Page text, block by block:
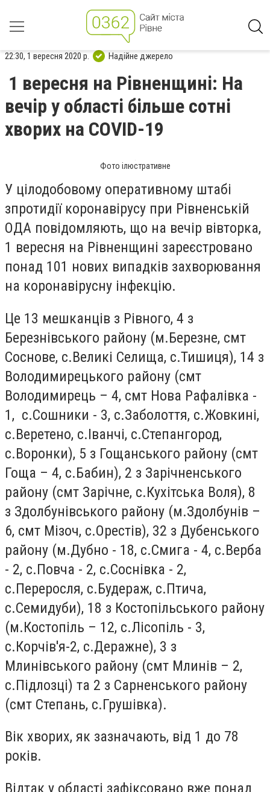
22:30, 1 вересня 2020 р. Надійне джерело
1 вересня на Рівненщині: На
вечір у області більше сотні
хворих на COVID-19
Фото ілюстративне
У цілодобовому оперативному штабі
зпротидії коронавірусу при Рівненській
ОДА повідомляють, що на вечір вівторка,
1 вересня на Рівненщині зареєстровано
понад 101 нових випадків захворювання
на коронавірусну інфекцію.
Це 13 мешканців з Рівного, 4 з
Березнівського району (м.Березне, смт
Соснове, с.Великі Селища, с.Тишиця), 14 з
Володимирецького району (смт
Володимирець – 4, смт Нова Рафалівка -
1, с.Сошники - 3, с.Заболоття, с.Жовкині,
с.Веретено, с.Іванчі, с.Степангород,
с.Воронки), 5 з Гощанського району (смт
Гоща – 4, с.Бабин), 2 з Зарічненського
району (смт Зарічне, с.Кухітська Воля), 8
з Здолбунівського району (м.Здолбунів –
6, смт Мізоч, с.Орестів), 32 з Дубенського
району (м.Дубно - 18, с.Смига - 4, с.Верба
- 2, с.Повча - 2, с.Соснівка - 2,
с.Переросля, с.Будераж, с.Птича,
с.Семидуби), 18 з Костопільського району
(м.Костопіль – 12, с.Лісопіль - 3,
с.Корчів'я-2, с.Деражне), 3 з
Млинівського району (смт Млинів – 2,
с.Підлозці) та 2 з Сарненського району
(смт Степань, с.Грушівка).
Вік хворих, як зазначають, від 1 до 78
років.
Відтак у області зафіксовано вже понад